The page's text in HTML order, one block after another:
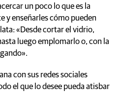
un poco lo que es la
y enseñarles cómo pueden
«Desde cortar el vidrio,
luego emplomarlo o, con la
con sus redes sociales
el que lo desee pueda atisbar